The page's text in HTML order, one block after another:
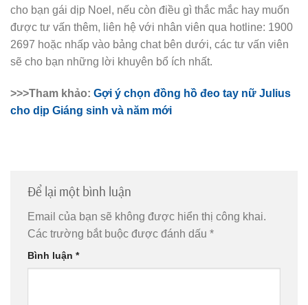
cho bạn gái dịp Noel, nếu còn điều gì thắc mắc hay muốn
được tư vấn thêm, liên hệ với nhân viên qua hotline: 1900
2697 hoặc nhấp vào bảng chat bên dưới, các tư vấn viên
sẽ cho bạn những lời khuyên bổ ích nhất.
>>>Tham khảo: Gợi ý chọn đồng hồ đeo tay nữ Julius
cho dịp Giáng sinh và năm mới
Để lại một bình luận
Email của bạn sẽ không được hiển thị công khai.
Các trường bắt buộc được đánh dấu *
Bình luận *